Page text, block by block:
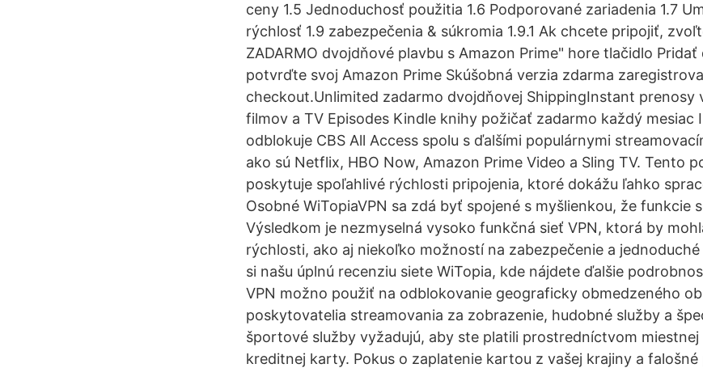
ceny 1.5 Jednoduchosť použitia 1.6 Podporované zariadenia 1.7
rýchlosť 1.9 zabezpečenia & súkromia 1.9.1 Ak chcete pripojiť,
ZADARMO dvojdňové plavbu s Amazon Prime" hore tlačidlo Pridať
potvrďte svoj Amazon Prime Skúšobná verzia zdarma
checkout.Unlimited zadarmo dvojdňovej ShippingInstant prenosy
filmov a TV Episodes Kindle knihy požičať zadarmo každý mesiac
odblokuje CBS All Access spolu s ďalšími populárnymi
ako sú Netflix, HBO Now, Amazon Prime Video a Sling TV. Tento
poskytuje spoľahlivé rýchlosti pripojenia, ktoré dokážu ľahko
Osobné WiTopiaVPN sa zdá byť spojené s myšlienkou, že funkcie
Výsledkom je nezmyselná vysoko funkčná sieť VPN, ktorá by
rýchlosti, ako aj niekoľko možností na zabezpečenie a
si našu úplnú recenziu siete WiTopia, kde nájdete ďalšie
VPN možno použiť na odblokovanie geograficky obmedzeného
poskytovatelia streamovania za zobrazenie, hudobné služby a
športové služby vyžadujú, aby ste platili prostredníctvom miestnej
kreditnej karty. Pokus o zaplatenie kartou z vašej krajiny a